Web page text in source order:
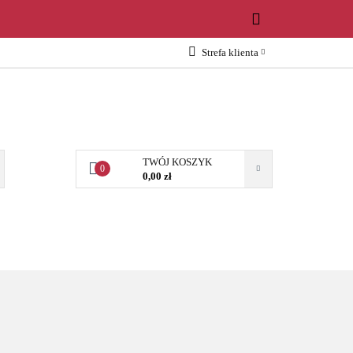
Strefa klienta
Zgody cookies
0
TWÓJ KOSZYK
0,00 zł